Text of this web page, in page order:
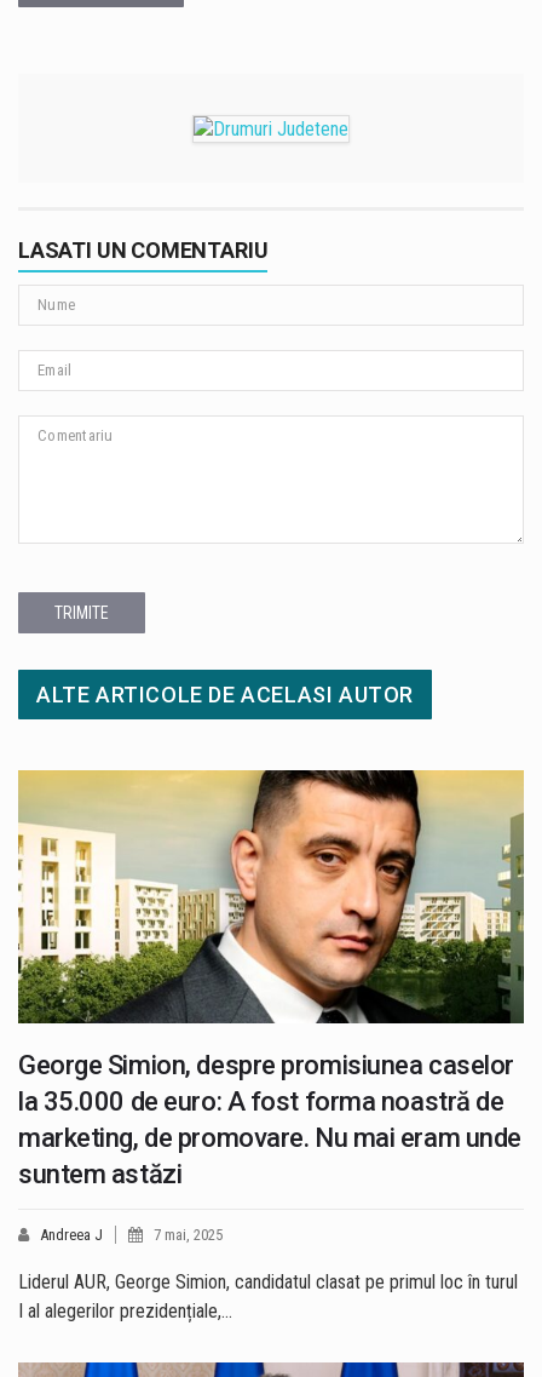
LASATI UN COMENTARIU
TRIMITE
ALTE ARTICOLE DE ACELASI AUTOR
George Simion, despre promisiunea caselor
la 35.000 de euro: A fost forma noastră de
marketing, de promovare. Nu mai eram unde
suntem astăzi
Andreea J 7 mai, 2025
Liderul AUR, George Simion, candidatul clasat pe primul loc în turul
I al alegerilor prezidențiale,…